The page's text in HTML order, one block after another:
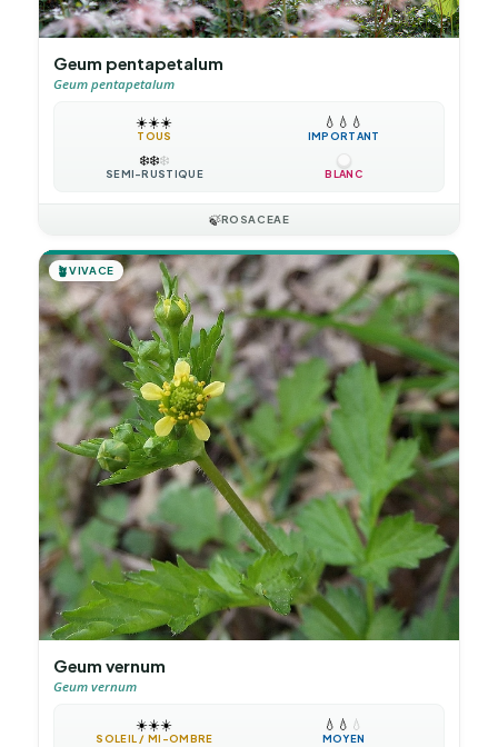
Geum pentapetalum
Geum pentapetalum
☀️☀️☀️
TOUS
💧 💧 💧
IMPORTANT
❄️❄️❄️
SEMI-RUSTIQUE BLANC
🍃ROSACEAE
🪴VIVACE
Geum vernum
Geum vernum
☀️☀️☀️
SOLEIL / MI-OMBRE
💧 💧 💧
MOYEN